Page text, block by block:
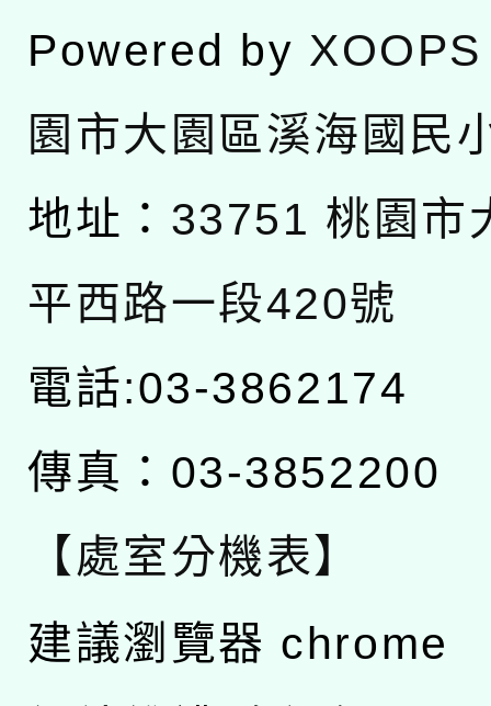
Powered by XOOPS
園市大園區溪海國民
地址： 33751 桃園市
平西路一段420號
電話:03-3862174
傳真：03-3852200
【處室分機表】
建議瀏覽器 chrome